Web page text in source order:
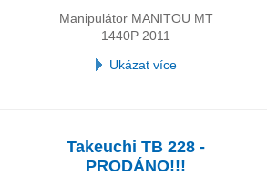
Manipulátor MANITOU MT
1440P 2011
Ukázat více
Takeuchi TB 228 -
PRODÁNO!!!